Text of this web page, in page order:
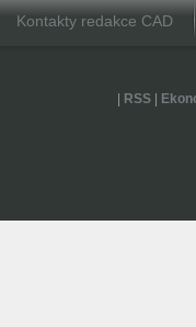
Kontakty redakce CAD
RSS|